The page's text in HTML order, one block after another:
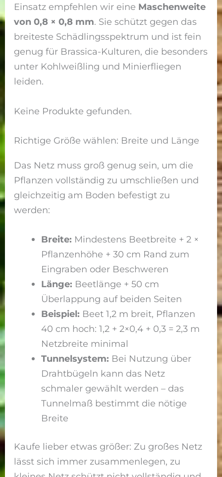
Einsatz empfehlen wir eine Maschenweite
von 0,8 × 0,8 mm. Sie schützt gegen das
breiteste Schädlingsspektrum und ist fein
genug für Brassica-Kulturen, die besonders
unter Kohlweißling und Minierfliegen
leiden.
Keine Produkte gefunden.
Richtige Größe wählen: Breite und Länge
Das Netz muss groß genug sein, um die
Pflanzen vollständig zu umschließen und
gleichzeitig am Boden befestigt zu
werden:
Breite: Mindestens Beetbreite + 2 ×
Pflanzenhöhe + 30 cm Rand zum
Eingraben oder Beschweren
Länge: Beetlänge + 50 cm
Überlappung auf beiden Seiten
Beispiel: Beet 1,2 m breit, Pflanzen
40 cm hoch: 1,2 + 2×0,4 + 0,3 = 2,3 m
Netzbreite minimal
Tunnelsystem: Bei Nutzung über
Drahtbügeln kann das Netz
schmaler gewählt werden – das
Tunnelmaß bestimmt die nötige
Breite
Kaufe lieber etwas größer: Zu großes Netz
lässt sich immer zusammenlegen, zu